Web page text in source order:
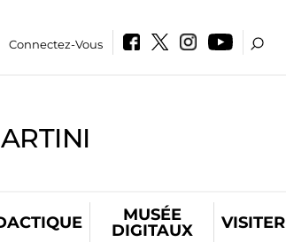
Connectez-Vous
MUSÉE
DIGITAUX
VISITER